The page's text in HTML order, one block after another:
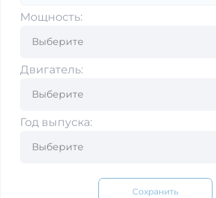
Мощность:
Двигатель:
Год выпуска:
Сохранить